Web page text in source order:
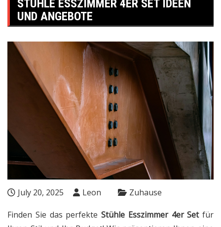
STÜHLE ESSZIMMER 4ER SET IDEEN
UND ANGEBOTE
July 20, 2025 Leon Zuhause
Finden Sie das perfekte Stühle Esszimmer 4er Setfür